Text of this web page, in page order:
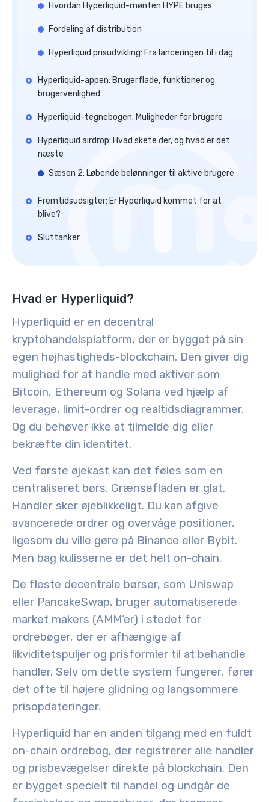
Hvordan Hyperliquid-mønten HYPE bruges
Fordeling af distribution
Hyperliquid prisudvikling: Fra lanceringen til i dag
Hyperliquid-appen: Brugerflade, funktioner og
brugervenlighed
Hyperliquid-tegnebogen: Muligheder for brugere
Hyperliquid airdrop: Hvad skete der, og hvad er det
næste
Sæson 2: Løbende belønninger til aktive brugere
Fremtidsudsigter: Er Hyperliquid kommet for at
blive?
Sluttanker
Hvad er Hyperliquid?
Hyperliquid er en decentral
kryptohandelsplatform, der er bygget på sin
egen højhastigheds-blockchain. Den giver dig
mulighed for at handle med aktiver som
Bitcoin, Ethereum og Solana ved hjælp af
leverage, limit-ordrer og realtidsdiagrammer.
Og du behøver ikke at tilmelde dig eller
bekræfte din identitet.
Ved første øjekast kan det føles som en
centraliseret børs. Grænsefladen er glat.
Handler sker øjeblikkeligt. Du kan afgive
avancerede ordrer og overvåge positioner,
ligesom du ville gøre på Binance eller Bybit.
Men bag kulisserne er det helt on-chain.
De fleste decentrale børser, som Uniswap
eller PancakeSwap, bruger automatiserede
market makers (AMM’er) i stedet for
ordrebøger, der er afhængige af
likviditetspuljer og prisformler til at behandle
handler. Selv om dette system fungerer, fører
det ofte til højere glidning og langsommere
prisopdateringer.
Hyperliquid har en anden tilgang med en fuldt
on-chain ordrebog, der registrerer alle handler
og prisbevægelser direkte på blockchain. Den
er bygget specielt til handel og undgår de